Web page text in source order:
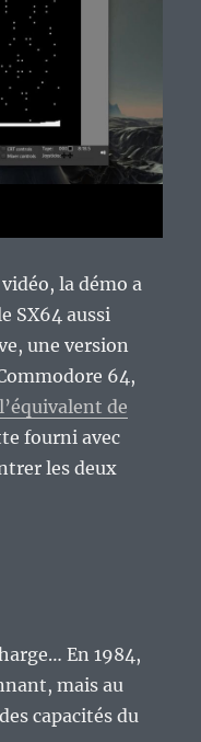
la démo a
SX64 aussi
une version
64,
de
fourni avec
les deux
En 1984,
mais au
capacités du